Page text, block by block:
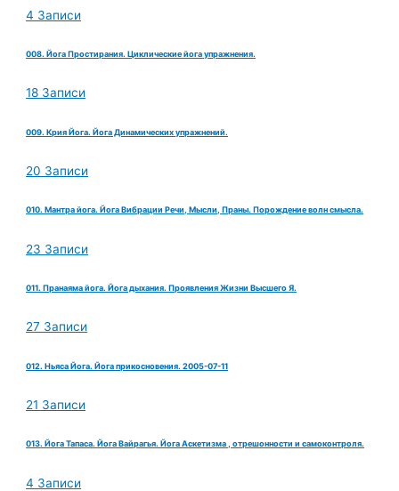
4 Записи
008. Йога Простирания. Циклические йога упражнения.
18 Записи
009. Крия Йога. Йога Динамических упражнений.
20 Записи
010. Мантра йога. Йога Вибрации Речи, Мысли, Праны. Порождение волн смысла.
23 Записи
011. Пранаяма йога. Йога дыхания. Проявления Жизни Высшего Я.
27 Записи
012. Ньяса Йога. Йога прикосновения. 2005-07-11
21 Записи
013. Йога Тапаса. Йога Вайрагья. Йога Аскетизма , отрешонности и самоконтроля.
4 Записи